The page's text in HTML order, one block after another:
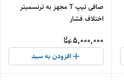
صافی تیپ T مجهز به ترنسمیتر
اختلاف فشار
5,000,000
افزودن به سبد